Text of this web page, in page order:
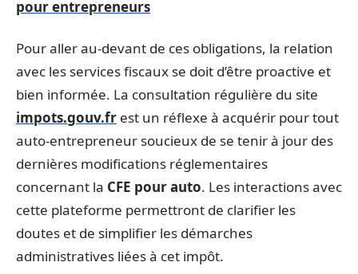
pour entrepreneurs
Pour aller au-devant de ces obligations, la relation
avec les services fiscaux se doit d’être proactive et
bien informée. La consultation régulière du site
impots.gouv.fr est un réflexe à acquérir pour tout
auto-entrepreneur soucieux de se tenir à jour des
dernières modifications réglementaires
concernant la CFE pour auto. Les interactions avec
cette plateforme permettront de clarifier les
doutes et de simplifier les démarches
administratives liées à cet impôt.